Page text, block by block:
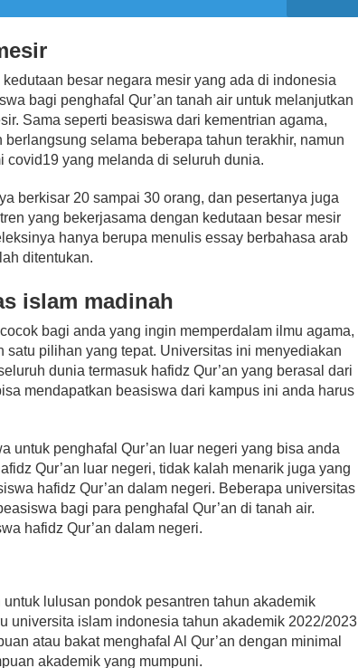
besar negara mesir yang ada di indonesia
bagi penghafal Qur’an tanah air untuk melanjutkan
Sama seperti beasiswa dari kementrian agama,
selama beberapa tahun terakhir, namun
covid19 yang melanda di seluruh dunia.
berkisar 20 sampai 30 orang, dan pesertanya juga
yang bekerjasama dengan kedutaan besar mesir
hanya berupa menulis essay berbahasa arab
ditentukan.
islam madinah
bagi anda yang ingin memperdalam ilmu agama,
satu pilihan yang tepat. Universitas ini menyediakan
dunia termasuk hafidz Qur’an yang berasal dari
mendapatkan beasiswa dari kampus ini anda harus
untuk penghafal Qur’an luar negeri yang bisa anda
Qur’an luar negeri, tidak kalah menarik juga yang
hafidz Qur’an dalam negeri. Beberapa universitas
bagi para penghafal Qur’an di tanah air.
hafidz Qur’an dalam negeri.
lulusan pondok pesantren tahun akademik
universita islam indonesia tahun akademik 2022/2023
atau bakat menghafal Al Qur’an dengan minimal
akademik yang mumpuni.